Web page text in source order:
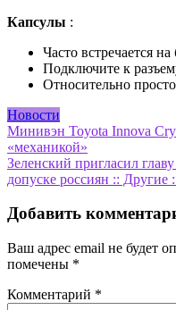
Капсулы :
Часто встречается
Подключите к
Относительно
Новости
Навигация
по
записям
Минивэн Toyota Innova
«механикой»
Зеленский пригласил
допуске россиян ::
Добавить
Ваш адрес email не будет
помечены *
Комментарий *